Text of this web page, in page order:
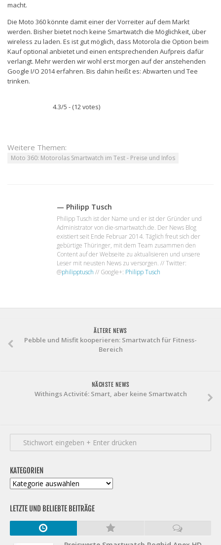
macht.
Die Moto 360 könnte damit einer der Vorreiter auf dem Markt
werden. Bisher bietet noch keine Smartwatch die Möglichkeit, über
wireless zu laden. Es ist gut möglich, dass Motorola die Option beim
Kauf optional anbietet und einen entsprechenden Aufpreis dafür
verlangt. Mehr werden wir wohl erst morgen auf der anstehenden
Google I/O 2014 erfahren. Bis dahin heißt es: Abwarten und Tee
trinken.
4.3/5 - (12 votes)
Weitere Themen:
Moto 360: Motorolas Smartwatch im Test - Preise und Infos
— Philipp Tusch
Philipp Tusch ist der Name und er ist der Gründer und
Administrator von die-smartwatch.de. Der News Blog
existiert seit Ende Februar 2014. Täglich freut sich der
gebürtige Thüringer, mit dem Team zusammen den
Content auf der Webseite zu aktualisieren und unsere
Leser mit neusten News zu versorgen. // Twitter:
@philipptusch // Google+: Philipp Tusch
ÄLTERE NEWS
Pebble und Misfit kooperieren: Smartwatch für Fitness-
Bereich
NÄCHSTE NEWS
Withings Activité: Smart, aber keine Smartwatch
KATEGORIEN
Kategorien
LETZTE UND BELIEBTE BEITRÄGE